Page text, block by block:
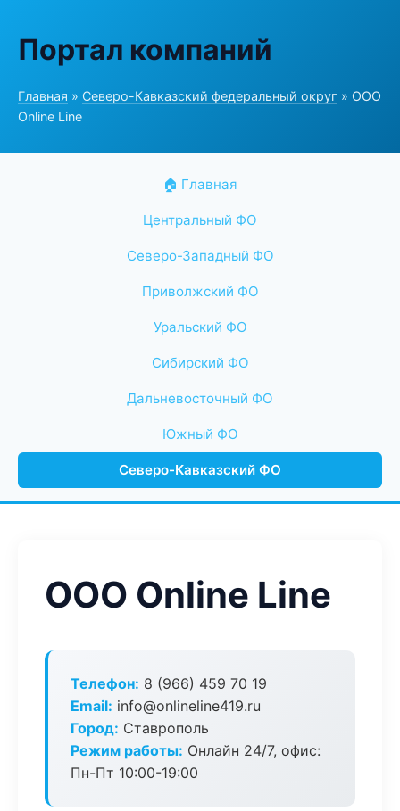
Портал компаний
Главная » Северо-Кавказский федеральный округ » ООО
Online Line
🏠 Главная
Центральный ФО
Северо-Западный ФО
Приволжский ФО
Уральский ФО
Сибирский ФО
Дальневосточный ФО
Южный ФО
Северо-Кавказский ФО
ООО Online Line
Телефон: 8 (966) 459 70 19
Email: info@onlineline419.ru
Город: Ставрополь
Режим работы: Онлайн 24/7, офис:
Пн-Пт 10:00-19:00